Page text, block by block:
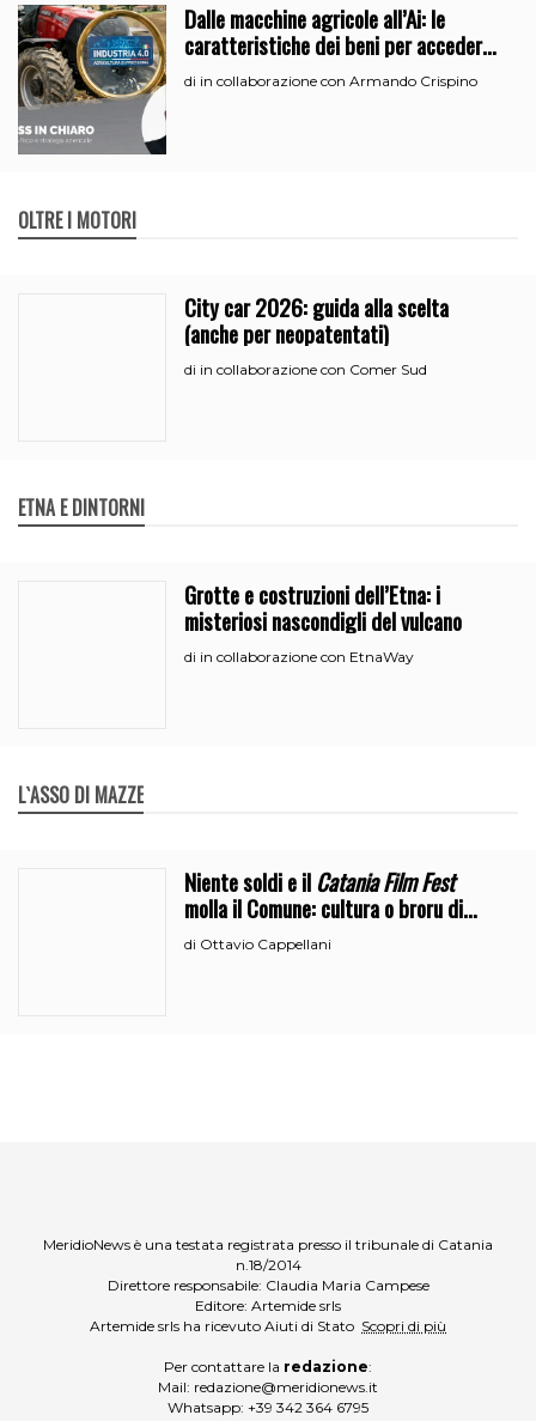
Dalle macchine agricole all’Ai: le
caratteristiche dei beni per accedere
all’iperammortamento
di in collaborazione con Armando Crispino
OLTRE I MOTORI
City car 2026: guida alla scelta
(anche per neopatentati)
di in collaborazione con Comer Sud
ETNA E DINTORNI
Grotte e costruzioni dell’Etna: i
misteriosi nascondigli del vulcano
di in collaborazione con EtnaWay
L`ASSO DI MAZZE
Niente soldi e ilCatania Film Fest
molla il Comune: cultura o broru di
ciciri?
di Ottavio Cappellani
MeridioNews è una testata registrata presso il tribunale di Catania
n.18/2014
Direttore responsabile: Claudia Maria Campese
Editore: Artemide srls
Artemide srls ha ricevuto Aiuti di Stato Scopri di più
Per contattare la redazione:
Mail: redazione@meridionews.it
Whatsapp: +39 342 364 6795